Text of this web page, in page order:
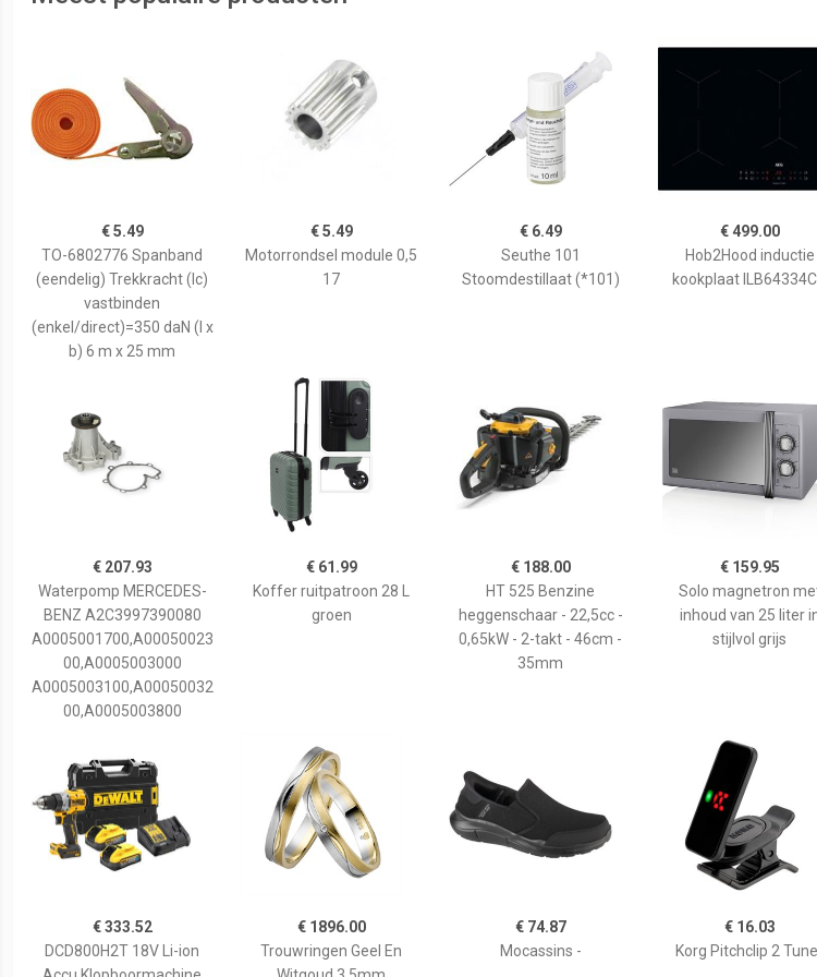
€ 5.49
TO-6802776 Spanband
(eendelig) Trekkracht (lc)
vastbinden
(enkel/direct)=350 daN (l x
b) 6 m x 25 mm
€ 5.49
Motorrondsel module 0,5
17
€ 6.49
Seuthe 101
Stoomdestillaat (*101)
€ 499.00
Hob2Hood inductie
kookplaat
€ 207.93
Waterpomp MERCEDES-
BENZ A2C3997390080
A0005001700,A00050023
00,A0005003000
A0005003100,A00050032
00,A0005003800
€ 61.99
Koffer ruitpatroon 28 L
groen
€ 188.00
HT 525 Benzine
heggenschaar - 22,5cc -
0,65kW - 2-takt - 46cm -
35mm
€ 159.95
Solo magnetron
inhoud van 25 liter
stijlvol grijs
€ 333.52
DCD800H2T 18V Li-ion
€ 1896.00
Trouwringen Geel En
€ 74.87
Mocassins -
€ 16.03
Korg Pitchclip 2